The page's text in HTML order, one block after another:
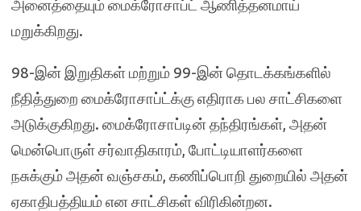
அனைத்தையும் மைக்ரோசாப்ட் ஆணித்தனமாய்
மறுக்கிறது.
98-இன் இறுதிகள் மற்றும் 99-இன் தொடக்கங்களில்
நீதித்துறை மைக்ரோசாப்ட்க்கு எதிராக பல சாட்சிகளை
அடுக்குகிறது. மைக்ரோசாப்டின் தந்திரங்கள், அதன்
மென்பொருள் சர்வாதிகாரம், போட்டியாளர்களை
நசுக்கும் அதன் வஞ்சகம், கணிப்பொறி துறையில் அதன்
ஏகாதிபத்தியம் என சாட்சிகள் விரிகின்றன.